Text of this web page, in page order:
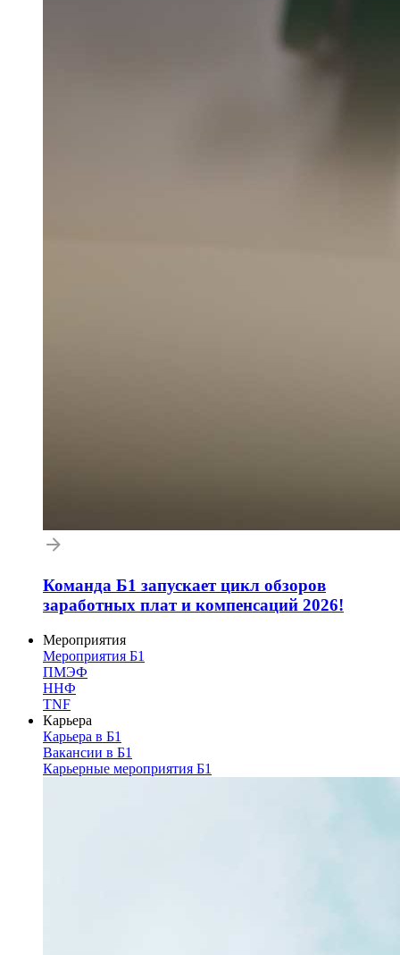
Команда Б1 запускает цикл обзоров
заработных плат и компенсаций 2026!
Мероприятия
Мероприятия Б1
ПМЭФ
ННФ
TNF
Карьера
Карьера в Б1
Вакансии в Б1
Карьерные мероприятия Б1